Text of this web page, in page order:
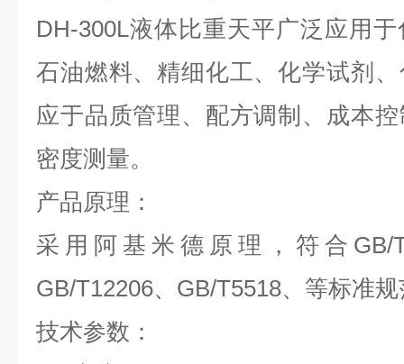
DH-300L液体比重天平广泛应用
石油燃料、精细化工、化学试剂
应于品质管理、配方调制、成本
密度测量。
产品原理：
采用阿基米德原理，符合GB/T
GB/T12206、GB/T5518、等标准
技术参数：